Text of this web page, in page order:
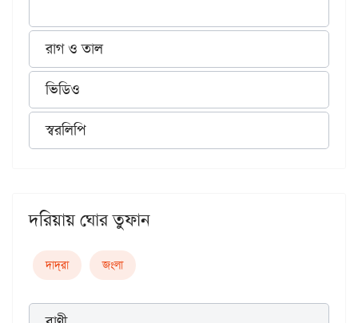
রাগ ও তাল
ভিডিও
স্বরলিপি
দরিয়ায় ঘোর তুফান
দাদ্‌রা জংলা